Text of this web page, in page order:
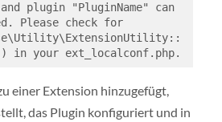
and plugin "PluginName" can
Please check for
in your ext_localconf.php.
einer Extension hinzugefügt,
das Plugin konfiguriert und in